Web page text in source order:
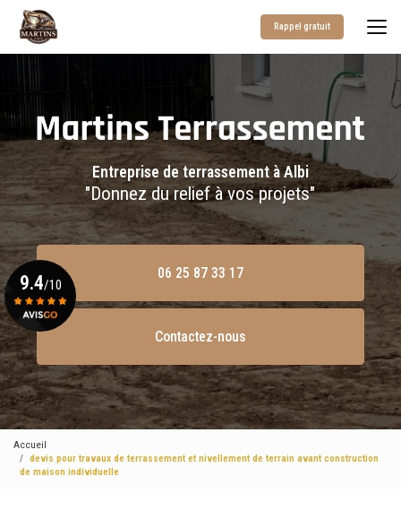
contenu
Rappel gratuit
Entreprise de terrassement à Albi
"Donnez du relief à vos projets"
06 25 87 33 17
Contactez-nous
9.4/10
Voir le certificat
Accueil
devis pour travaux de terrassement et nivellement de terrain avant construction
de maison individuelle